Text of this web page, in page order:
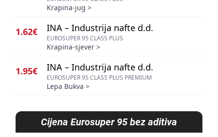
Krapina-jug >
1.62€ INA – Industrija nafte d.d.
EUROSUPER 95 CLASS PLUS
Krapina-sjever >
1.95€ INA – Industrija nafte d.d.
EUROSUPER 95 CLASS PLUS PREMIUM
Lepa Bukva >
Cijena Eurosuper 95 bez aditiva